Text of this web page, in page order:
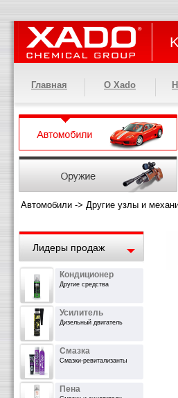
Главная О Xado
Автомобили -> Другие узлы и
Лидеры продаж
Кондиционер
Другие средства
Усилитель
Дизельный двигатель
Смазка
Смазки-ревитализанты
Пена